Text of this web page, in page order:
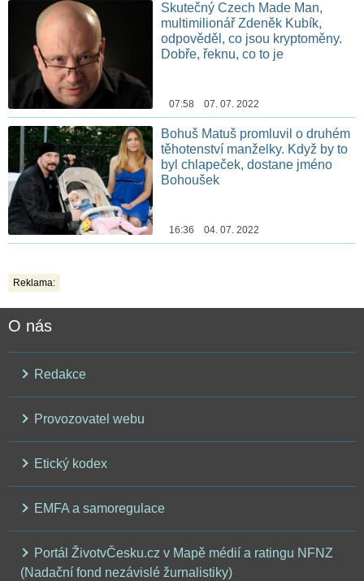
Skutečný Czech Made Man,
multimilionář Zdeněk Kubík,
odpověděl, co jsou kryptoměny.
Dobře, řeknu, co to je
07:58 07. 07. 2022
Bohuš Matuš promluvil o druhém
těhotenství manželky. Když by to
byl chlapeček, dostane jméno
Bohoušek
16:36 04. 07. 2022
Reklama:
O nás
Redakce
Provozovatel webu
Etický kodex
EMFA a samoregulace
Portál ŽivotvČesku.cz v Mapě médií a ratingu NFNZ
(Nadační fond nezávislé žurnalistiky)